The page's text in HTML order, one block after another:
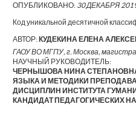
ОПУБЛИКОВАНО: 30 ДЕКАБРЯ
Код уникальной десятичной
АВТОР:КУДЕКИНА ЕЛЕНА
ГАОУ ВО МГПУ, г. Москва,
НАУЧНЫЙ РУКОВОДИТЕЛЬ:
ЧЕРНЫШОВА НИНА
ЯЗЫКА И МЕТОДИКИ
ДИСЦИПЛИН ИНСТИТУТА
КАНДИДАТ ПЕДАГОГИЧЕСКИХ